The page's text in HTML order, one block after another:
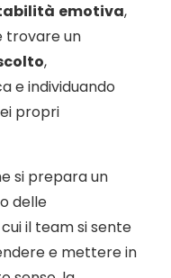
emotiva,
trovare un
,
e individuando
propri
si prepara un
delle
il team si sente
e mettere in